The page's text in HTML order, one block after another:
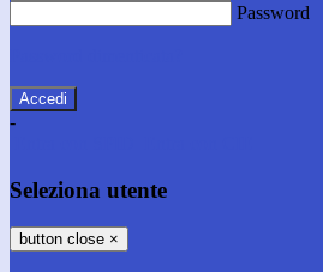
Password
-
Seleziona utente
button close ×